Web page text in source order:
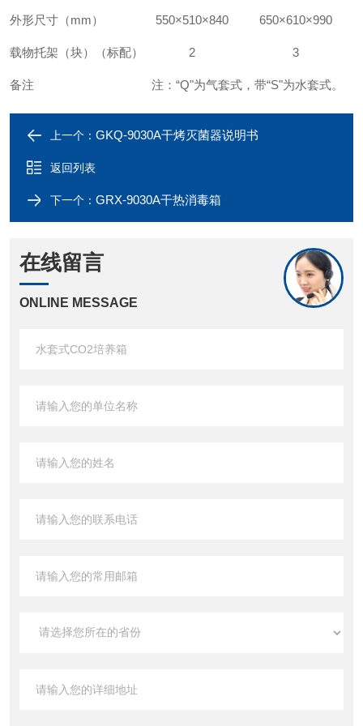
外形尺寸（mm） 550×510×840 650×610×990
载物托架（块）（标配） 2 3
备注 注：“Q"为气套式，带“S"为水套式。
上一个： GKQ-9030A干烤灭菌器说明书
返回列表
下一个： GRX-9030A干热消毒箱
在线留言
ONLINE MESSAGE